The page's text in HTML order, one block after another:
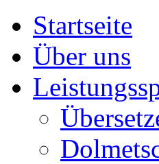
Startseite
Über uns